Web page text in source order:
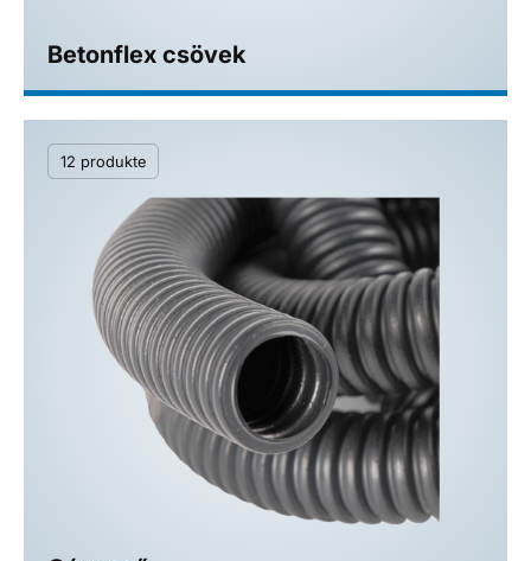
Betonflex csövek
12 produkte